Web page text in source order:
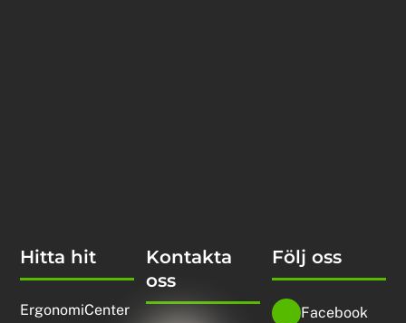
Hitta hit
ErgonomiCenter
Kontakta
oss
Följ oss
Facebook